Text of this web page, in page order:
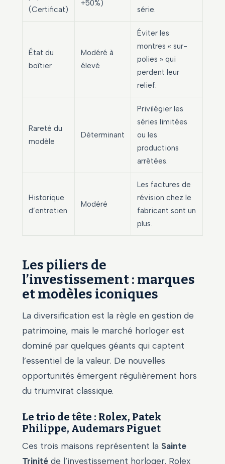
(Certificat)
+50%)
série.
État du
boîtier
Modéré à
élevé
Éviter les
montres « sur-
polies » qui
perdent leur
relief.
Rareté du
modèle
Déterminant
Privilégier les
séries limitées
ou les
productions
arrêtées.
Historique
d’entretien
Modéré
Les factures de
révision chez le
fabricant sont un
plus.
Les piliers de
l’investissement : marques
et modèles iconiques
La diversification est la règle en gestion de
patrimoine, mais le marché horloger est
dominé par quelques géants qui captent
l’essentiel de la valeur. De nouvelles
opportunités émergent régulièrement hors
du triumvirat classique.
Le trio de tête : Rolex, Patek
Philippe, Audemars Piguet
Ces trois maisons représentent la Sainte
Trinité de l’investissement horloger. Rolex